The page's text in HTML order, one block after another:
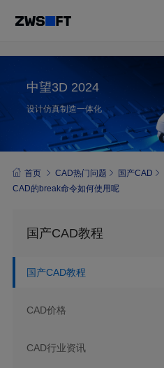
中望3D 2024
设计仿真制造一体化
首页 CAD热门问题 国产CAD
CAD的break命令如何使用呢
国产CAD教程
国产CAD教程
CAD价格
CAD行业资讯